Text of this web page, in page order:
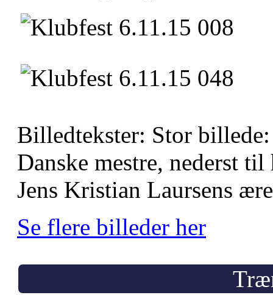
Billedtekster: Stor
Danske mestre, nederst
Jens Kristian Laursens
Se flere billeder her